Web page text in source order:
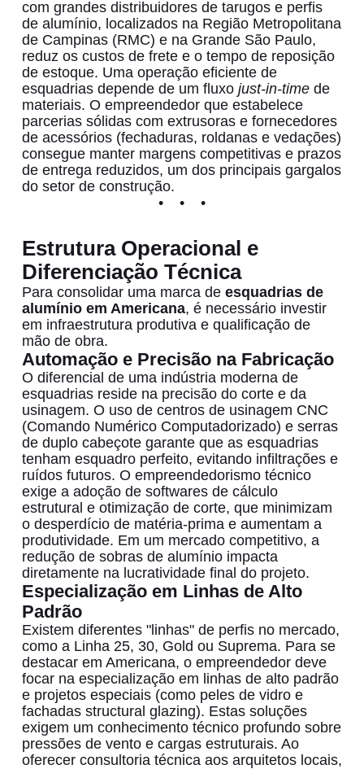
com grandes distribuidores de tarugos e perfis
de alumínio, localizados na Região Metropolitana
de Campinas (RMC) e na Grande São Paulo,
reduz os custos de frete e o tempo de reposição
de estoque. Uma operação eficiente de
esquadrias depende de um fluxo just-in-timede
materiais. O empreendedor que estabelece
parcerias sólidas com extrusoras e fornecedores
de acessórios (fechaduras, roldanas e vedações)
consegue manter margens competitivas e prazos
de entrega reduzidos, um dos principais gargalos
do setor de construção.
Estrutura Operacional e
Diferenciação Técnica
Para consolidar uma marca de esquadrias de
alumínio em Americana, é necessário investir
em infraestrutura produtiva e qualificação de
mão de obra.
Automação e Precisão na Fabricação
O diferencial de uma indústria moderna de
esquadrias reside na precisão do corte e da
usinagem. O uso de centros de usinagem CNC
(Comando Numérico Computadorizado) e serras
de duplo cabeçote garante que as esquadrias
tenham esquadro perfeito, evitando infiltrações e
ruídos futuros. O empreendedorismo técnico
exige a adoção de softwares de cálculo
estrutural e otimização de corte, que minimizam
o desperdício de matéria-prima e aumentam a
produtividade. Em um mercado competitivo, a
redução de sobras de alumínio impacta
diretamente na lucratividade final do projeto.
Especialização em Linhas de Alto
Padrão
Existem diferentes "linhas" de perfis no mercado,
como a Linha 25, 30, Gold ou Suprema. Para se
destacar em Americana, o empreendedor deve
focar na especialização em linhas de alto padrão
e projetos especiais (como peles de vidro e
fachadas structural glazing). Estas soluções
exigem um conhecimento técnico profundo sobre
pressões de vento e cargas estruturais. Ao
oferecer consultoria técnica aos arquitetos locais,